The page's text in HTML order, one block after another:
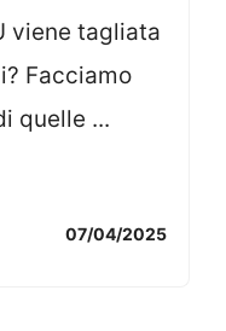
viene tagliata
Facciamo
quelle ...
07/04/2025